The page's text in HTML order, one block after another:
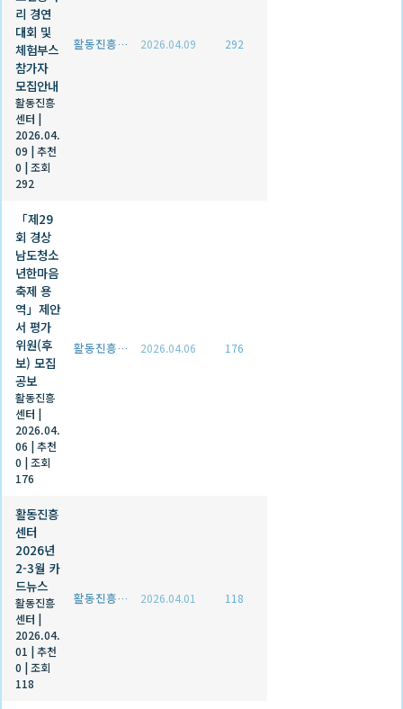
리 경연
대회 및
체험부스
참가자
모집안내
활동진흥
센터 |
2026.04.
09 |추천
0 |조회
292
활동진흥센터 2026.04.09 292
「제29
회 경상
남도청소
년한마음
축제 용
역」제안
서 평가
위원(후
보) 모집
공보
활동진흥
센터 |
2026.04.
06 |추천
0 |조회
176
활동진흥센터 2026.04.06 176
활동진흥
센터
2026년
2-3월 카
드뉴스
활동진흥
센터 |
2026.04.
01 |추천
0 |조회
118
활동진흥센터 2026.04.01 118